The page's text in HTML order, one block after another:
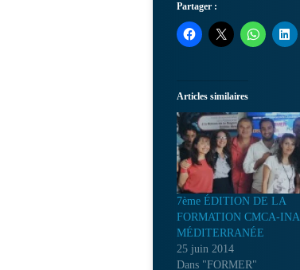
Partager :
Articles similaires
7ème ÉDITION DE LA
FORMATION CMCA-INA
MÉDITERRANÉE
25 juin 2014
Dans "FORMER"